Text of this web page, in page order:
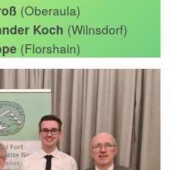
(Oberaula)
Koch (Wilnsdorf)
(Florshain)